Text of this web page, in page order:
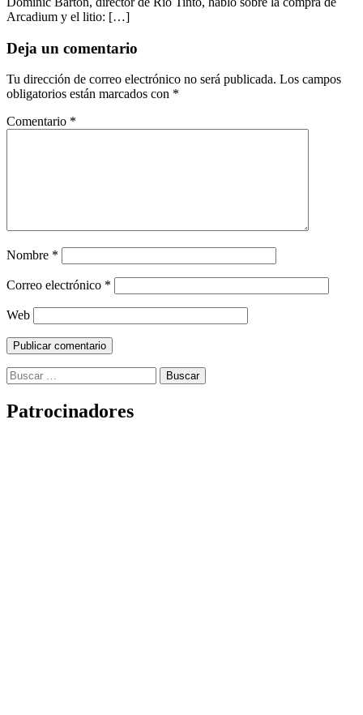
Arcadium y el litio: […]
Deja un comentario
Tu dirección de correo electrónico no será publicada. Los campos
obligatorios están marcados con *
Comentario *
Nombre *
Correo electrónico *
Web
Buscar:
Patrocinadores